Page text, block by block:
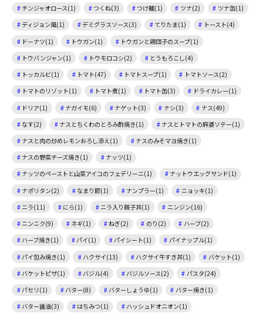
チンジャオロース(1)
つくね(3) つけ麺(1) ツナ(2)
ツナ缶(1)
ディジョン風(1)
デミグラスソース(3) てりたま(1)
トースト(4)
ドーナツ(1)
トウガン(1)
トウガンと鶏団子のスープ(1)
トウバンジャン(1)
トウモロコシ(2)
とうもろこし(4)
トッカルビ(1)
トマト(47) トマトスープ(1)
トマトソース(2)
トマトのリゾット(1)
トマト煮(1) トマト缶(3)
ドライカレー(1)
ドリア(1)
ナガイモ(6) ナゲット(3) ナシ(3)
ナス(49)
なす(2)
ナスとちくわのとろみ酢焼き(1)
ナスとトマトの麻婆ソテー(1)
ナスと肉の炒めレモンおろし添え(1)
ナスのみそマヨ焼き(1)
ナスの野菜チーズ焼き(1)
ナッツ(1)
ナッツのペーストと山菜アイコのフェデリーニ(1)
ナットウエッグサンド(1)
ナポリタン(2)
なまり節(1) ナンプラー(1)
ニョッキ(1)
ニラ(11)
にら(1) ニラ入り親子丼(1)
ニンジン(16)
ニンニク(9)
ネギ(1) ねぎ(2) のり(2)
ハーブ(2)
ハーブ焼き(1)
パイ(1) パイシート(1)
パイナップル(1)
パイ包み焼き(1)
ハクサイ(13) ハクサイ牛すき丼(1)
バケット(1)
バケットピザ(1)
バジル(4) バジルソース(2)
パスタ(24)
パセリ(1)
バター(8) バターしょうゆ(1)
バター焼き(1)
バター醤油(3)
はちみつ(1)
ハッシュドオニオン(1)